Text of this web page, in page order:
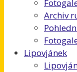
Archiv
Lipovjánek